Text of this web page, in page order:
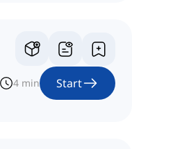
4 min Start